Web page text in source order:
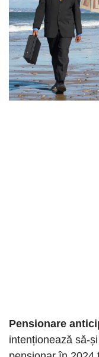
Pensionare
intenționează să-